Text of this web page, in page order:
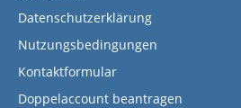
Datenschutzerklärung
Nutzungsbedingungen
Kontaktformular
Doppelaccount beantragen